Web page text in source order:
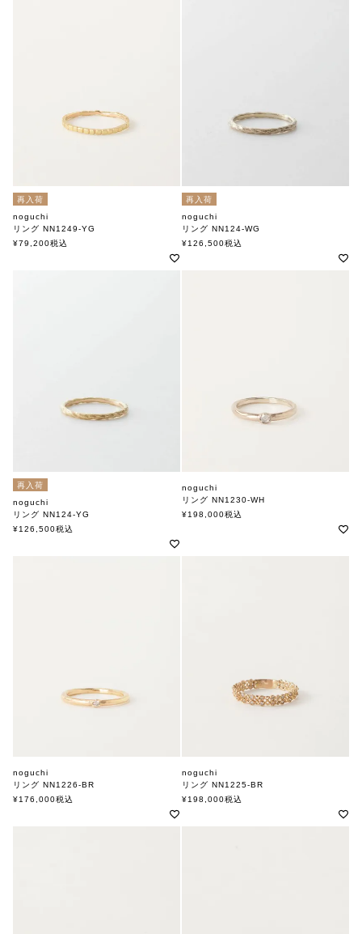
再入荷
noguchi
リング NN1249-YG
ノグチ
¥79,200税込
再入荷
noguchi
リング NN124-WG
ノグチ
¥126,500税込
再入荷
noguchi
リング NN124-YG
ノグチ
¥126,500税込
noguchi
リング NN1230-WH
ノグチ
¥198,000税込
noguchi
リング NN1226-BR
ノグチ
¥176,000税込
noguchi
リング NN1225-BR
ノグチ
¥198,000税込